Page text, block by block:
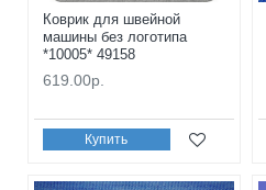
Коврик для швейной
машины без логотипа
*10005* 49158
619.00р.
Купить